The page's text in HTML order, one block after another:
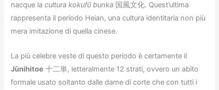
nacque lacultura kokufū bunka 国風文化. Quest’ultima
rappresenta il periodo Heian, una cultura identitaria non più
mera imitazione di quella cinese.
La più celebre veste di questo periodo è certamente il
Jūnihitoe 十二単, letteralmente 12 strati, ovvero un abito
formale usato soltanto dalle dame di corte che con tutti i